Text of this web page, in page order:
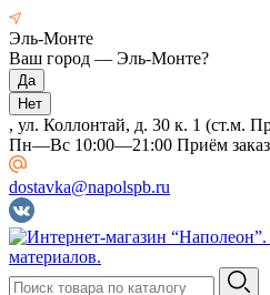
Эль-Монте
Ваш город — Эль-Монте?
, ул. Коллонтай, д. 30 к. 1 (ст.м.
Пн—Вс 10:00—21:00 Приём
dostavka@napolspb.ru